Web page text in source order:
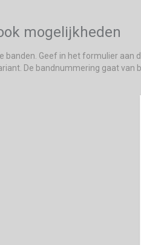
mogelijkheden
banden. Geef in het formulier aan
De bandnummering gaat van